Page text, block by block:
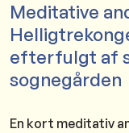
Meditative
efterfulgt af
sognegården
En kort meditativ